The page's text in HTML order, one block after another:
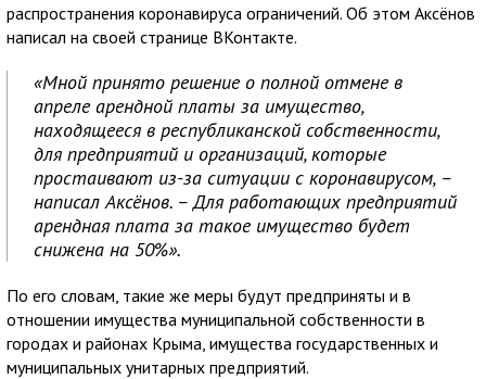
распространения коронавируса ограничений. Об этом Аксёнов
написал на своей странице ВКонтакте.
«Мной принято решение о полной отмене в
апреле арендной платы за имущество,
находящееся в республиканской собственности,
для предприятий и организаций, которые
простаивают из-за ситуации с коронавирусом, –
написал Аксёнов. – Для работающих предприятий
арендная плата за такое имущество будет
снижена на 50%».
По его словам, такие же меры будут предприняты и в
отношении имущества муниципальной собственности в
городах и районах Крыма, имущества государственных и
муниципальных унитарных предприятий.